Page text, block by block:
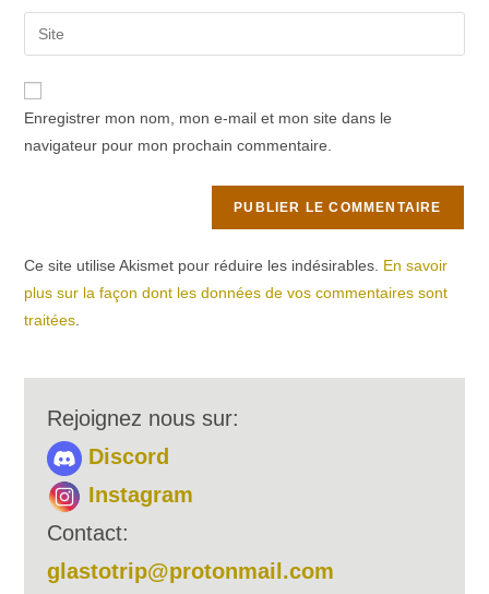
comment
email
address
comment
Saisir
l’URL
de
Enregistrer mon nom, mon e-mail et mon site dans le
navigateur pour mon prochain commentaire.
Ce site utilise Akismet pour réduire les indésirables. En savoir
plus sur la façon dont les données de vos commentaires sont
traitées.
Rejoignez nous sur:
Discord
Instagram
Contact:
glastotrip@protonmail.com